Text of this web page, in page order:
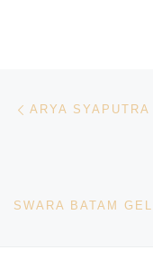
Navigasi